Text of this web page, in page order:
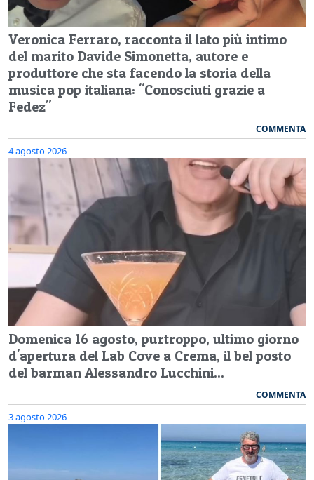
Veronica Ferraro, racconta il lato più intimo
del marito Davide Simonetta, autore e
produttore che sta facendo la storia della
musica pop italiana: "Conosciuti grazie a
Fedez"
COMMENTA
4 agosto 2026
Domenica 16 agosto, purtroppo, ultimo giorno
d'apertura del Lab Cove a Crema, il bel posto
del barman Alessandro Lucchini...
COMMENTA
3 agosto 2026